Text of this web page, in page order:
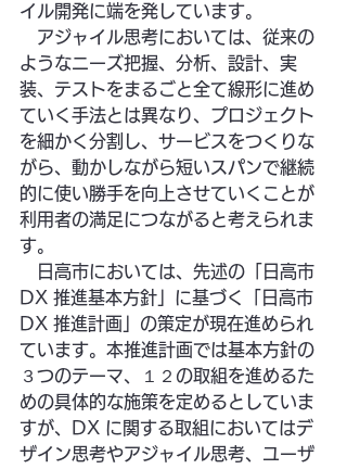
イル開発に端を発しています。
アジャイル思考においては、従来の
ようなニーズ把握、分析、設計、実
装、テストをまるごと全て線形に進め
ていく手法とは異なり、プロジェクト
を細かく分割し、サービスをつくりな
がら、動かしながら短いスパンで継続
的に使い勝手を向上させていくことが
利用者の満足につながると考えられま
す。
日高市においては、先述の「日高市
DX 推進基本方針」に基づく「日高市
DX 推進計画」の策定が現在進められ
ています。本推進計画では基本方針の
３つのテーマ、１２の取組を進めるた
めの具体的な施策を定めるとしていま
すが、DX に関する取組においてはデ
ザイン思考やアジャイル思考、ユーザ